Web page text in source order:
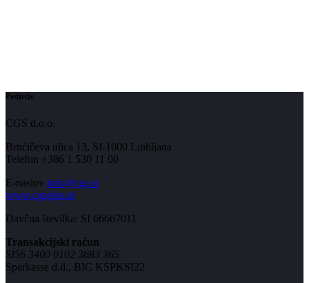
Podjetje
CGS d.o.o.
Brnčičeva ulica 13, SI-1000 Ljubljana
Telefon +386 1 530 11 00
E-naslov info@cgs.si
www.cgsplus.si
Davčna številka: SI 66667011
Transakcijski račun
SI56 3400 0102 3683 365
Sparkasse d.d., BIC KSPKSI22